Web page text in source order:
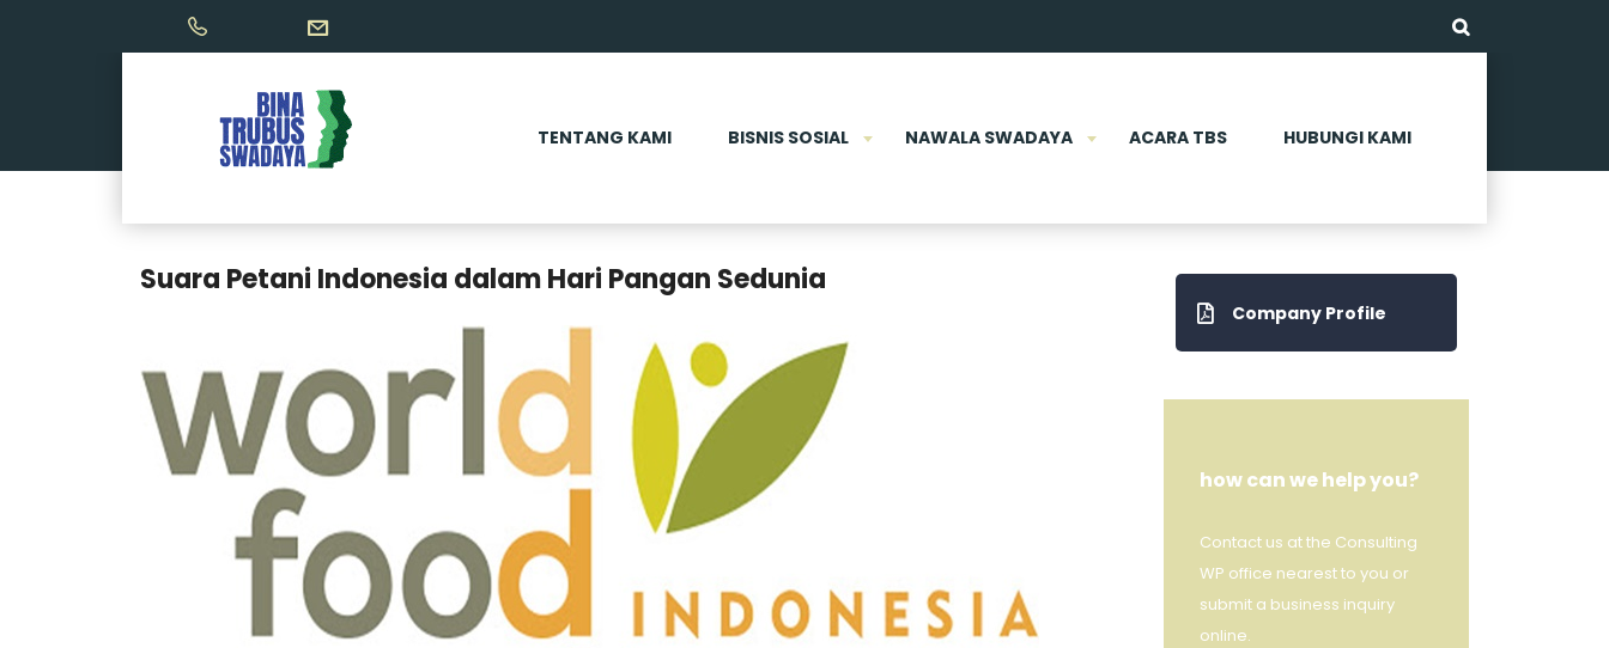
TENTANG KAMI BISNIS SOSIAL NAWALA SWADAYA ACARA TBS HUBUNGI KAMI
Suara Petani Indonesia dalam Hari Pangan Sedunia
Company Profile
how can we help you?
Contact us at the Consulting
WP office nearest to you or
submit a business inquiry
online.